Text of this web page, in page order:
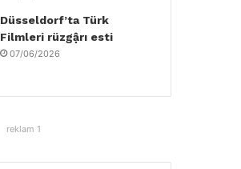
Düsseldorf’ta Türk
Filmleri rüzgậrı esti
07/06/2026
reklam 1